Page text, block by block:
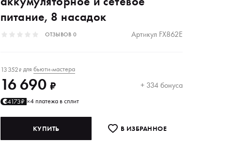
питание, 8 насадок
ОТЗЫВОВ 0 Артикул FX862E
13 352₽ для бьюти-мастера
16 690 ₽ + 334 бонуса
4173₽ ×4 платежа в сплит
КУПИТЬ В ИЗБРАННОE